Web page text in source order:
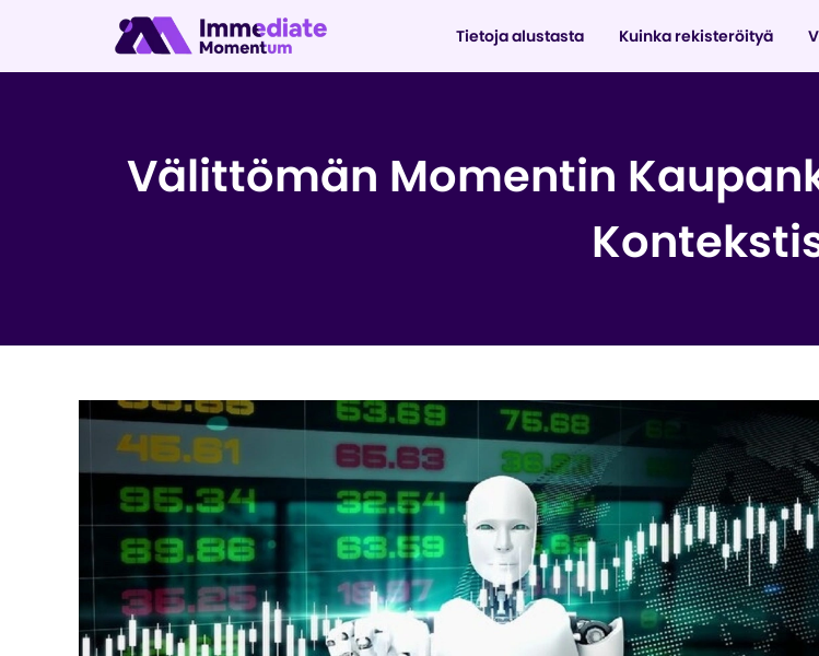
Tietoja alustasta Kuinka rekisteröityä
Välittömän Momentin